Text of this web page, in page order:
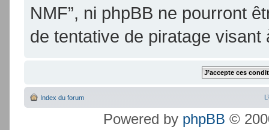
NMF”, ni phpBB ne pourront
de tentative de piratage
Index du forum
Powered by phpBB ©